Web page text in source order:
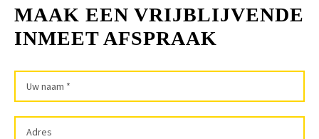
MAAK EEN VRIJBLIJVENDE
INMEET AFSPRAAK